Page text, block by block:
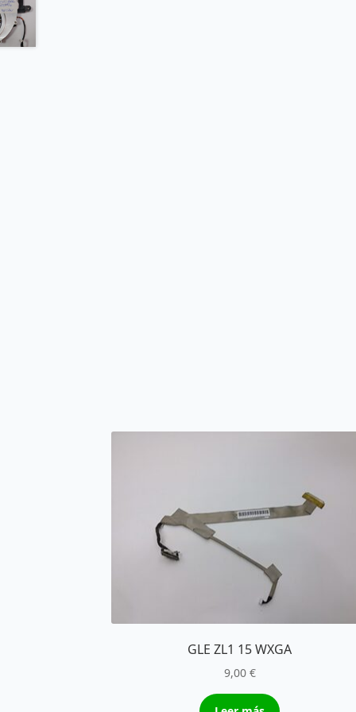
GLE ZL1 15 WXGA
9,00 €